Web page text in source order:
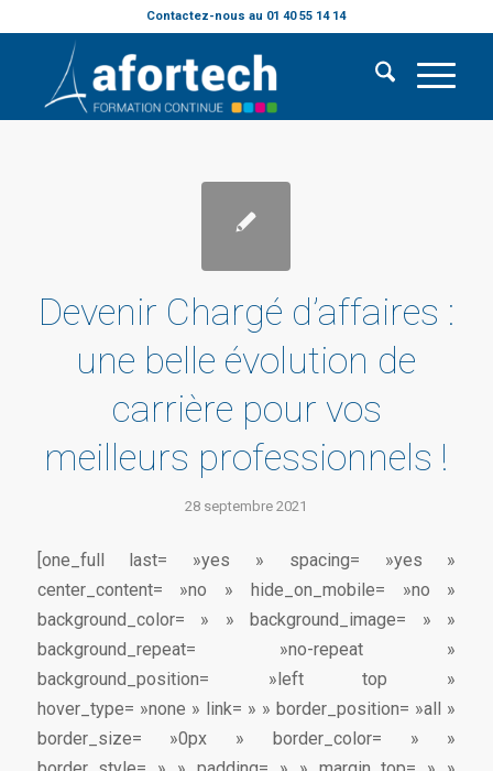
Contactez-nous au 01 40 55 14 14
Devenir Chargé d’affaires :
une belle évolution de
carrière pour vos
meilleurs professionnels !
28 septembre 2021
[one_full last= »yes » spacing= »yes »
center_content= »no » hide_on_mobile= »no »
background_color= » » background_image= » »
background_repeat= »no-repeat »
background_position= »left top »
hover_type= »none » link= » » border_position= »all »
border_size= »0px » border_color= » »